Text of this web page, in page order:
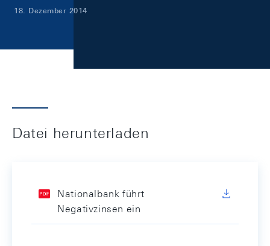
18. Dezember 2014
Datei herunterladen
Nationalbank führt
Negativzinsen ein